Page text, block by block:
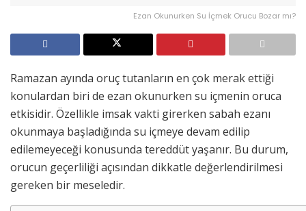
Ezan Okunurken Su İçmek Orucu Bozar mı?
Ramazan ayında oruç tutanların en çok merak ettiği
konulardan biri de ezan okunurken su içmenin oruca
etkisidir. Özellikle imsak vakti girerken sabah ezanı
okunmaya başladığında su içmeye devam edilip
edilemeyeceği konusunda tereddüt yaşanır. Bu durum,
orucun geçerliliği açısından dikkatle değerlendirilmesi
gereken bir meseledir.